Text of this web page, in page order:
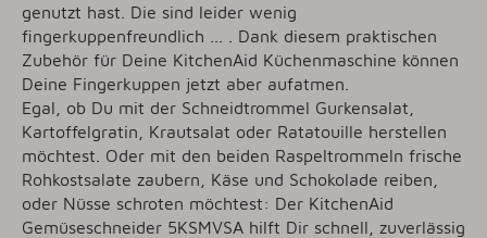
genutzt hast. Die sind leider wenig
fingerkuppenfreundlich ... . Dank diesem praktischen
Zubehör für Deine KitchenAid Küchenmaschine können
Deine Fingerkuppen jetzt aber aufatmen.
Egal, ob Du mit der Schneidtrommel Gurkensalat,
Kartoffelgratin, Krautsalat oder Ratatouille herstellen
möchtest. Oder mit den beiden Raspeltrommeln frische
Rohkostsalate zaubern, Käse und Schokolade reiben,
oder Nüsse schroten möchtest: Der KitchenAid
Gemüseschneider 5KSMVSA hilft Dir schnell, zuverlässig